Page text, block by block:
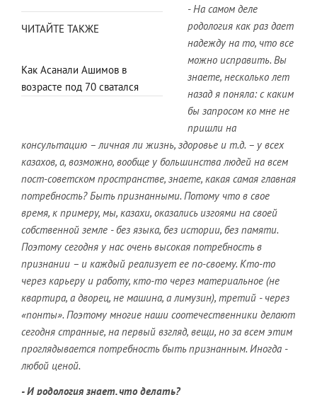
ЧИТАЙТЕ ТАКЖЕ
Как Асанали Ашимов в
возрасте под 70 сватался
- На самом деле
родология как раз дает
надежду на то, что все
можно исправить. Вы
знаете, несколько лет
назад я поняла: с каким
бы запросом ко мне не
пришли на
консультацию – личная ли жизнь, здоровье и т.д. – у всех
казахов, а, возможно, вообще у большинства людей на всем
пост-советском пространстве, знаете, какая самая главная
потребность? Быть признанными. Потому что в свое
время, к примеру, мы, казахи, оказались изгоями на своей
собственной земле - без языка, без истории, без памяти.
Поэтому сегодня у нас очень высокая потребность в
признании – и каждый реализует ее по-своему. Кто-то
через карьеру и работу, кто-то через материальное (не
квартира, а дворец, не машина, а лимузин), третий - через
«понты». Поэтому многие наши соотечественники делают
сегодня странные, на первый взгляд, вещи, но за всем этим
проглядывается потребность быть признанным. Иногда -
любой ценой.
- И родология знает, что делать?